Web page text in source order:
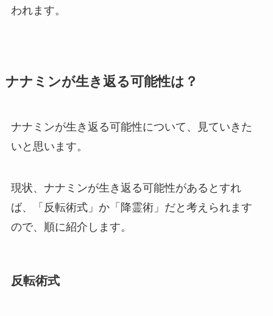
われます。
ナナミンが生き返る可能性は？
ナナミンが生き返る可能性について、見ていきた
いと思います。
現状、ナナミンが生き返る可能性があるとすれ
ば、「反転術式」か「降霊術」だと考えられます
ので、順に紹介します。
反転術式